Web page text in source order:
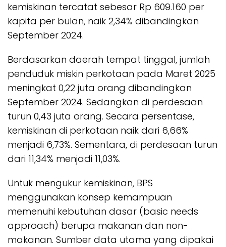
kemiskinan tercatat sebesar Rp 609.160 per
kapita per bulan, naik 2,34% dibandingkan
September 2024.
Berdasarkan daerah tempat tinggal, jumlah
penduduk miskin perkotaan pada Maret 2025
meningkat 0,22 juta orang dibandingkan
September 2024. Sedangkan di perdesaan
turun 0,43 juta orang. Secara persentase,
kemiskinan di perkotaan naik dari 6,66%
menjadi 6,73%. Sementara, di perdesaan turun
dari 11,34% menjadi 11,03%.
Untuk mengukur kemiskinan, BPS
menggunakan konsep kemampuan
memenuhi kebutuhan dasar (basic needs
approach) berupa makanan dan non-
makanan. Sumber data utama yang dipakai